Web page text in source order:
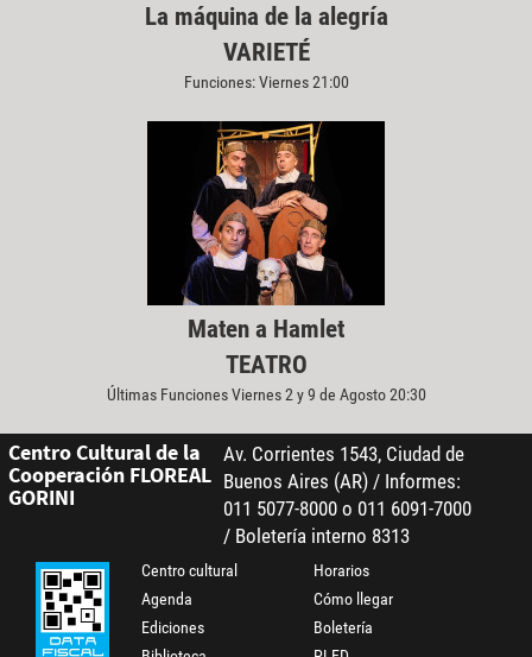
La máquina de la alegría
VARIETÉ
Funciones: Viernes 21:00
Maten a Hamlet
TEATRO
Últimas Funciones Viernes 2 y 9 de Agosto 20:30
Centro Cultural de la
Cooperación FLOREAL
GORINI
Av. Corrientes 1543, Ciudad de
Buenos Aires (AR) / Informes:
011 5077-8000 o 011 6091-7000
/ Boletería interno 8313
Centro cultural
Agenda
Ediciones
Horarios
Cómo llegar
Boletería